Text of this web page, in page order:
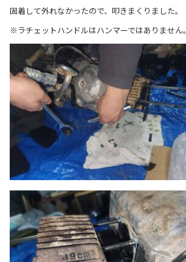
固着して外れなかったので、叩きまくりました。
※ラチェットハンドルはハンマーではありません。